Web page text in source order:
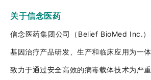
关于信念医药
信念医药集团公司（ Belief BioMed Inc.
基因治疗产品研发、生产和临床应用为一
致力于通过安全高效的病毒载体技术为严